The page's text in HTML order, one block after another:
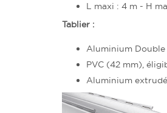
L maxi : 4 m - H
Tablier :
Aluminium Double
PVC (42 mm),
Aluminium